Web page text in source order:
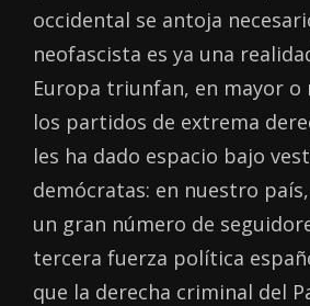
occidental se antoja
neofascista es ya una
Europa triunfan, en mayor o
los partidos de extrema
les ha dado espacio bajo
demócratas: en nuestro
un gran número de
tercera fuerza política
que la derecha criminal del